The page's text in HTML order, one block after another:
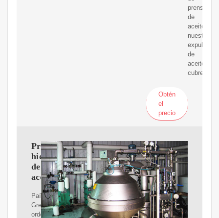
prensas
de
aceite,
nuestro
expulsor
de
aceite
cubre
Obtén
el
precio
Prensa
hidráulica
de
aceite
País:
Grecia.
ordene